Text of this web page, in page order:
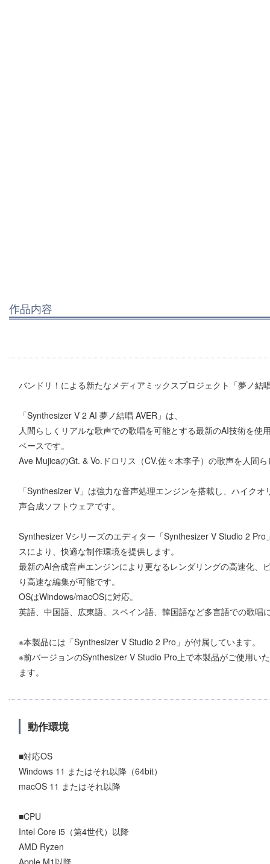
作品内容
バンドリ！による新たなメディアミックスプロジェクト「夢ノ結
「Synthesizer V 2 AI 夢ノ結唱 AVER」は、
人間らしくリアルな歌声での歌唱を可能とする最新のAI技術を
ベースです。
Ave MujicaのGt. & Vo.ドロリス（CV.佐々木李子）の歌声を人間
「Synthesizer V」は強力な音声処理エンジンを搭載し、ハイク
声合成ソフトウェアです。
Synthesizer Vシリーズのエディター「Synthesizer V Studio 2
スにより、快適な制作環境を提供します。
最新のAI合成音声エンジンにより更なるレンダリングの高速化、
り高速な編集が可能です。
OSはWindows/macOSに対応。
英語、中国語、広東語、スペイン語、韓国語など多言語での歌唱
※本製品には「Synthesizer V Studio 2 Pro」が付属しています。
※前バージョンのSynthesizer V Studio Pro上で本製品がご使用い
ます。
動作環境
■対応OS
Windows 11 またはそれ以降（64bit）
macOS 11 またはそれ以降
■CPU
Intel Core i5（第4世代）以降
AMD Ryzen